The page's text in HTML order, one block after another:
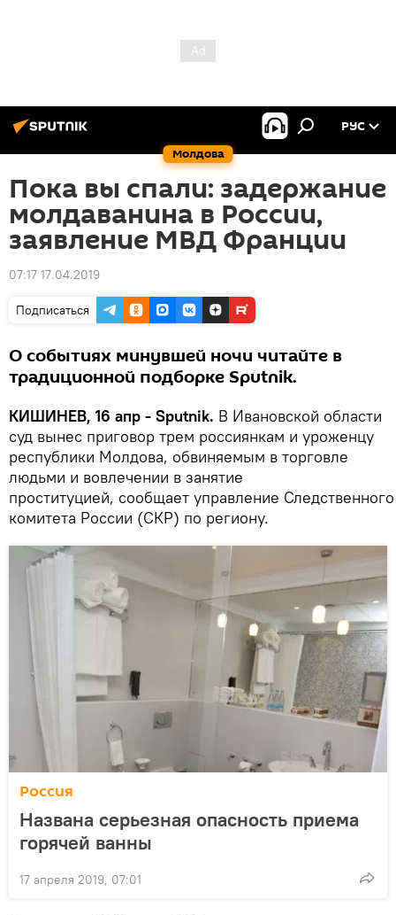
Молдова
РУС
Пока вы спали: задержание
молдаванина в России,
заявление МВД Франции
07:17 17.04.2019
Подписаться
О событиях минувшей ночи читайте в
традиционной подборке Sputnik.
КИШИНЕВ, 16 апр - Sputnik. В Ивановской области
суд вынес приговор трем россиянкам и уроженцу
республики Молдова, обвиняемым в торговле
людьми и вовлечении в занятие
проституцией, сообщает управление Следственного
комитета России (СКР) по региону.
Россия
Названа серьезная опасность приема
горячей ванны
17 апреля 2019, 07:01